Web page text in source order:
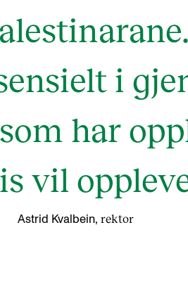
i
har
vil
Astrid Kvalbein, rektor